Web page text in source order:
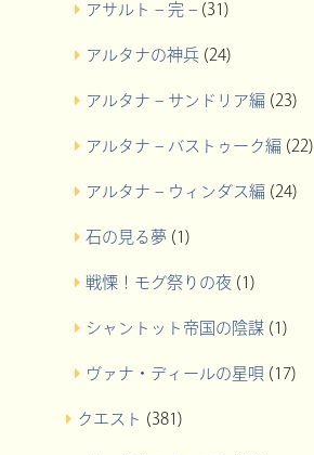
アサルト – 完 –(31)
アルタナの神兵(24)
アルタナ – サンドリア編 (23)
アルタナ – バストゥーク編 (22)
アルタナ – ウィンダス編 (24)
石の見る夢 (1)
戦慄！モグ祭りの夜(1)
シャントット帝国の陰謀(1)
ヴァナ・ディールの星唄 (17)
クエスト (381)